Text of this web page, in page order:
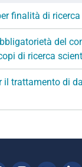
finalità di
del
di ricerca
il trattamento di